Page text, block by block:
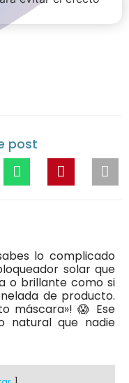
post
lo complicado
solar que
o brillante como si
de producto.
máscara»! 😱 Ese
natural que nadie